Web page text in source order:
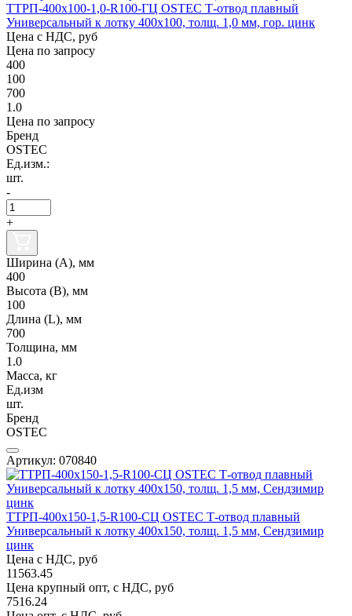
ТТРП-400х100-1,0-R100-ГЦ OSTEC Т-отвод плавный
Универсальный к лотку 400х100, толщ. 1,0 мм, гор. цинк
Цена с НДС, руб
Цена по запросу
400
100
700
1.0
Цена по запросу
Бренд
OSTEC
Ед.изм.:
шт.
-
+
Ширина (А), мм
400
Высота (В), мм
100
Длина (L), мм
700
Толщина, мм
1.0
Масса, кг
Ед.изм
шт.
Бренд
OSTEC
Артикул: 070840
ТТРП-400х150-1,5-R100-СЦ OSTEC Т-отвод плавный
Универсальный к лотку 400х150, толщ. 1,5 мм, Сендзимир
цинк
Цена с НДС, руб
11563.45
Цена крупный опт, с НДС, руб
7516.24